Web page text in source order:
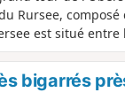
Rursee, composé
est situé
au cœur du
des paysages
randonnée vous
bigarrés